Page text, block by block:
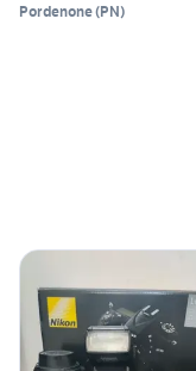
Pordenone(PN)